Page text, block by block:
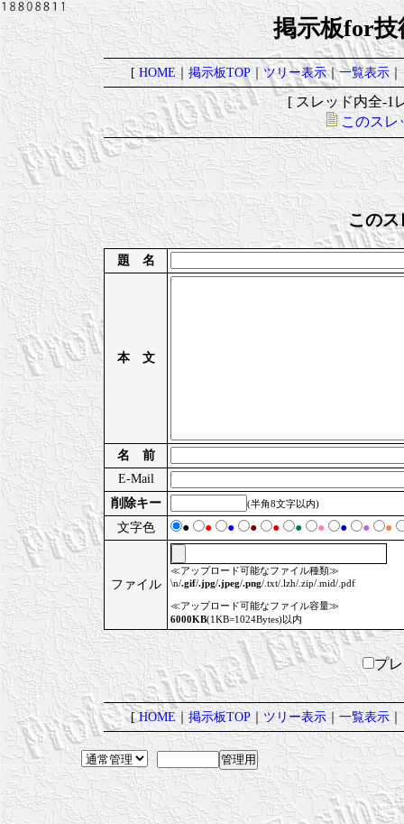
掲示板for技
[HOME｜掲示板TOP｜ツリー表示｜一覧表示｜
[ スレッド内全-
このスレ
このス
題 名
本 文
名 前
E-Mail
削除キー
(半角8文字以内)
文字色 ● ● ● ● ● ● ● ● ● ●
ファイル
≪アップロード可能なファイル種類≫
\n/.gif/.jpg/.jpeg/.png/.txt/.lzh/.zip/.mid/.pdf
≪アップロード可能なファイル容量≫
6000KB(1KB=1024Bytes)以内
プ
[HOME｜掲示板TOP｜ツリー表示｜一覧表示｜